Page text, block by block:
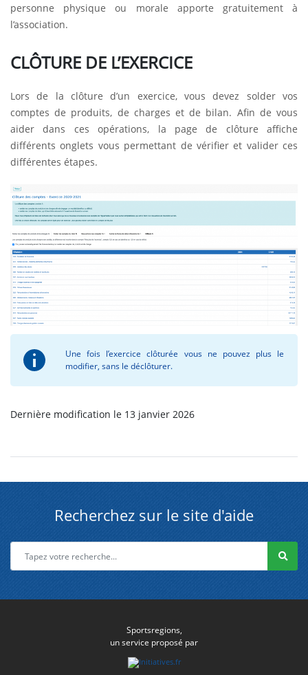
personne physique ou morale apporte gratuitement à
l’association.
CLÔTURE DE L’EXERCICE
Lors de la clôture d’un exercice, vous devez solder vos
comptes de produits, de charges et de bilan. Afin de vous
aider dans ces opérations, la page de clôture affiche
différents onglets vous permettant de vérifier et valider ces
différentes étapes.
Une fois l’exercice clôturée vous ne pouvez plus le
modifier, sans le déclôturer.
Dernière modification le 13 janvier 2026
Recherchez sur le site d'aide
Sportsregions,
un service proposé par